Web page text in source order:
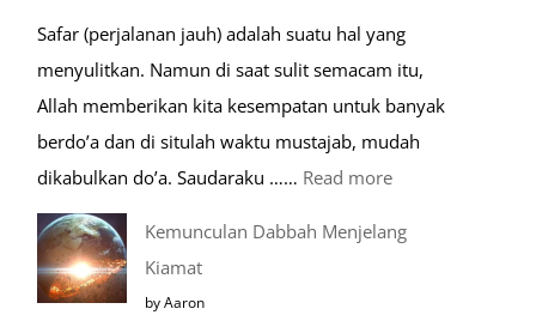
Berdoa
Saat
Umroh
Safar (perjalanan jauh) adalah suatu hal yang
menyulitkan. Namun di saat sulit semacam itu,
Allah memberikan kita kesempatan untuk banyak
berdo’a dan di situlah waktu mustajab, mudah
dikabulkan do’a. Saudaraku …… Read more:
Saat
Kemunculan Dabbah Menjelang
Kiamat
by Aaron